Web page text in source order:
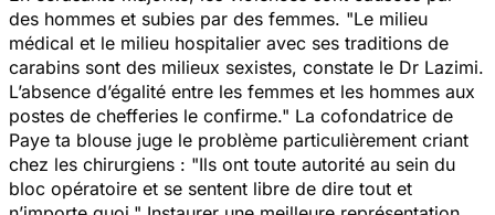
des hommes et subies par des femmes. "Le milieu
médical et le milieu hospitalier avec ses traditions de
carabins sont des milieux sexistes, constate le Dr Lazimi.
L’absence d’égalité entre les femmes et les hommes aux
postes de chefferies le confirme." La cofondatrice de
Paye ta blouse juge le problème particulièrement criant
chez les chirurgiens : "Ils ont toute autorité au sein du
bloc opératoire et se sentent libre de dire tout et